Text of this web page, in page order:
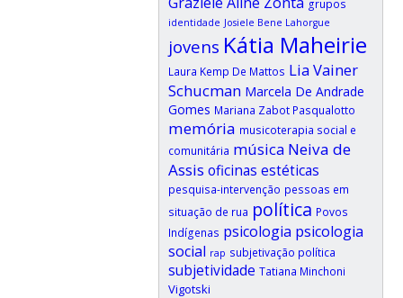
grupos
identidade Josiele Bene Lahorgue
jovens Kátia Maheirie
Laura Kemp De Mattos Lia Vainer
Schucman Marcela De Andrade
Gomes Mariana Zabot Pasqualotto
memória musicoterapia social e
comunitária música Neiva de
Assis oficinas estéticas
pesquisa-intervenção pessoas em
situação de rua política Povos
Indígenas psicologia psicologia
social rap subjetivação política
subjetividade Tatiana Minchoni
Vigotski